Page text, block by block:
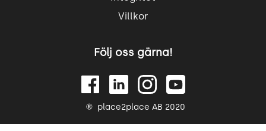
Villkor
Följ oss gärna!
place2place AB 2020